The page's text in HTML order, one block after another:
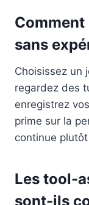
sans
Choisissez un
regardez des
enregistrez
prime sur la
continue
Les tool-
sont-ils